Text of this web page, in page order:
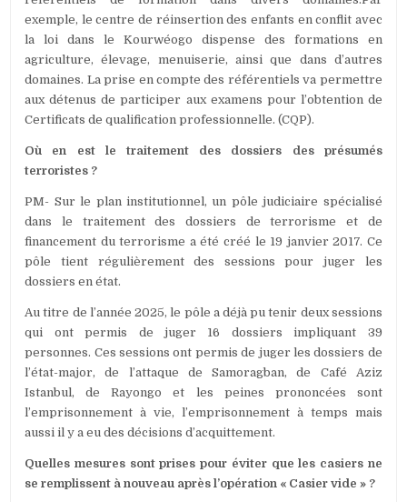
exemple, le centre de réinsertion des enfants en conflit avec
la loi dans le Kourwéogo dispense des formations en
agriculture, élevage, menuiserie, ainsi que dans d’autres
domaines. La prise en compte des référentiels va permettre
aux détenus de participer aux examens pour l’obtention de
Certificats de qualification professionnelle. (CQP).
Où en est le traitement des dossiers des présumés
terroristes ?
PM- Sur le plan institutionnel, un pôle judiciaire spécialisé
dans le traitement des dossiers de terrorisme et de
financement du terrorisme a été créé le 19 janvier 2017. Ce
pôle tient régulièrement des sessions pour juger les
dossiers en état.
Au titre de l’année 2025, le pôle a déjà pu tenir deux sessions
qui ont permis de juger 16 dossiers impliquant 39
personnes. Ces sessions ont permis de juger les dossiers de
l’état-major, de l’attaque de Samoragban, de Café Aziz
Istanbul, de Rayongo et les peines prononcées sont
l’emprisonnement à vie, l’emprisonnement à temps mais
aussi il y a eu des décisions d’acquittement.
Quelles mesures sont prises pour éviter que les casiers ne
se remplissent à nouveau après l’opération « Casier vide » ?